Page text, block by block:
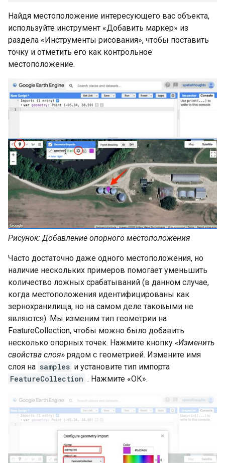
Найдя местоположение интересующего вас объекта,
используйте инструмент «Добавить маркер» из
раздела «Инструменты рисования», чтобы поставить
точку и отметить его как контрольное
местоположение.
Рисунок: Добавление опорного местоположения
Часто достаточно даже одного местоположения, но
наличие нескольких примеров помогает уменьшить
количество ложных срабатываний (в данном случае,
когда местоположения идентифицированы как
зернохранилища, но на самом деле таковыми не
являются). Мы изменим тип геометрии на
FeatureCollection, чтобы можно было добавить
несколько опорных точек. Нажмите кнопку «Изменить
свойства слоя» рядом с геометрией. Измените имя
слоя на samples и установите тип импорта
FeatureCollection . Нажмите «ОК».